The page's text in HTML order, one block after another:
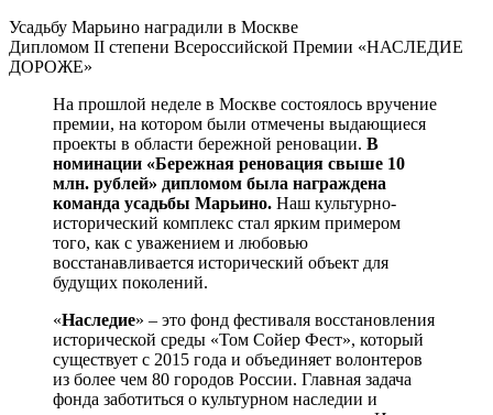
Усадьбу Марьино наградили в Москве
Дипломом II степени Всероссийской Премии «НАСЛЕДИЕ
ДОРОЖЕ»
На прошлой неделе в Москве состоялось вручение
премии, на котором были отмечены выдающиеся
проекты в области бережной реновации. В
номинации «Бережная реновация свыше 10
млн. рублей» дипломом была награждена
команда усадьбы Марьино. Наш культурно-
исторический комплекс стал ярким примером
того, как с уважением и любовью
восстанавливается исторический объект для
будущих поколений.
«Наследие» – это фонд фестиваля восстановления
исторической среды «Том Сойер Фест», который
существует с 2015 года и объединяет волонтеров
из более чем 80 городов России. Главная задача
фонда заботиться о культурном наследии и